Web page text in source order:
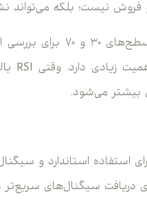
نیست؛ بلکه می‌تواند
بیشتر می‌شود.
استفاده استاندارد و
دریافت سیگنال‌های سریع‌تر